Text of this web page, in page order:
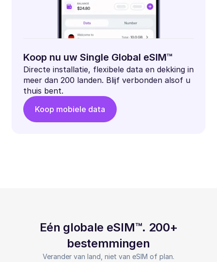
Koop nu uw Single Global eSIM™
Directe installatie, flexibele data en dekking in
meer dan 200 landen. Blijf verbonden alsof u
thuis bent.
Koop mobiele data
Eén globale eSIM™. 200+
bestemmingen
Verander van land, niet van eSIM of plan.